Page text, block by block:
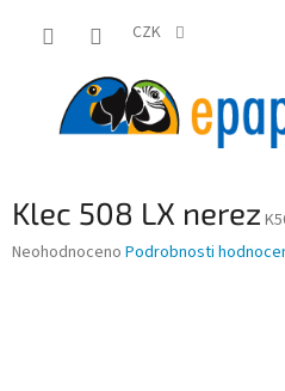
CZK
Klec 508 LX nerez
Průměrné
Neohodnoceno Podrobnosti